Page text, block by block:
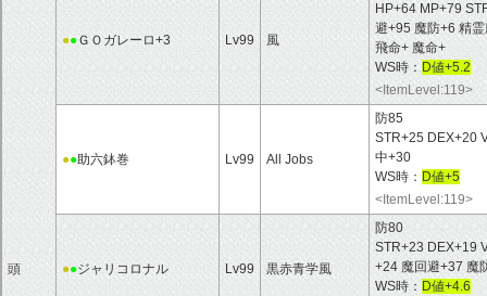
頭
●●ＧＯガレーロ+3 Lv99 風
HP+64 MP+79
避+95 魔防+6 精
飛命+ 魔命+
WS時： D値+5.2
<ItemLevel:119>
●●助六鉢巻 Lv99 All Jobs
防85
STR+25 DEX+20
中+30
WS時： D値+5
<ItemLevel:119>
●●ジャリコロナル Lv99 黒赤青学風
防80
STR+23 DEX+19
+24 魔回避+37 魔
WS時： D値+4.6